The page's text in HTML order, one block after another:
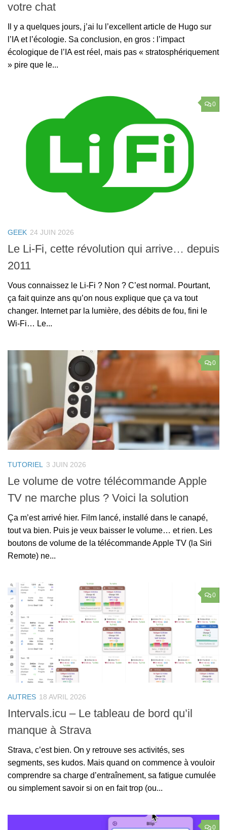
votre chat
Il y a quelques jours, j’ai lu l’excellent article de Hugo sur
l’IA et l’écologie. Sa conclusion, en gros : l’impact
écologique de l’IA est réel, mais pas « stratosphériquement
» pire que le...
0
GEEK 24 JUIN 2026
Le Li-Fi, cette révolution qui arrive… depuis
2011
Vous connaissez le Li-Fi ? Non ? C’est normal. Pourtant,
ça fait quinze ans qu’on nous explique que ça va tout
changer. Internet par la lumière, des débits de fou, fini le
Wi-Fi… Le...
0
TUTORIEL 3 JUIN 2026
Le volume de votre télécommande Apple
TV ne marche plus ? Voici la solution
Ça m’est arrivé hier. Film lancé, installé dans le canapé,
tout va bien. Puis je veux baisser le volume… et rien. Les
boutons de volume de la télécommande Apple TV (la Siri
Remote) ne...
0
AUTRES 18 AVRIL 2026
Intervals.icu – Le tableau de bord qu’il
manque à Strava
Strava, c’est bien. On y retrouve ses activités, ses
segments, ses kudos. Mais quand on commence à vouloir
comprendre sa charge d’entraînement, sa fatigue cumulée
ou simplement savoir si on en fait trop (ou...
0